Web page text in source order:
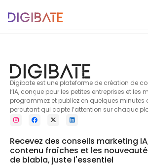
Style de vie
Digibate est une plateforme de création de
l’IA, conçue pour les petites entreprises et les
programmez et publiez en quelques minutes
percutant qui capte l’attention sur chaque
Recevez des conseils marketing
contenu fraîches et les
de blabla, juste l'essentiel